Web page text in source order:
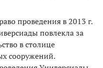
проведения в 2013 г.
повлекла за
в столице
сооружений.